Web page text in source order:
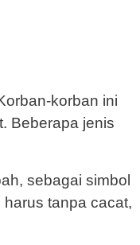
korban ini
Beberapa jenis
sebagai simbol
tanpa cacat,